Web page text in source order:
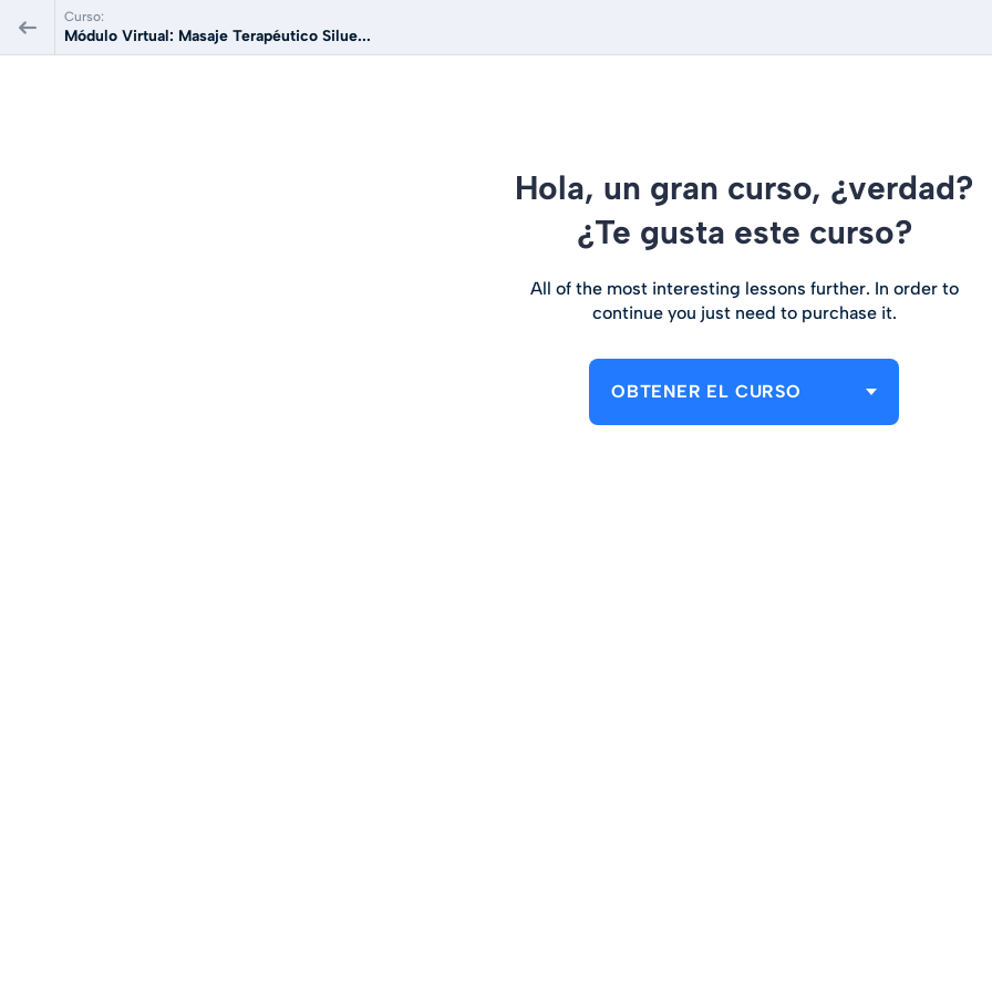
Curso:
Módulo Virtual: Masaje Terapéutico Silue...
Hola, un gran curso, ¿verdad?
¿Te gusta este curso?
All of the most interesting lessons further. In order to
continue you just need to purchase it.
OBTENER EL CURSO